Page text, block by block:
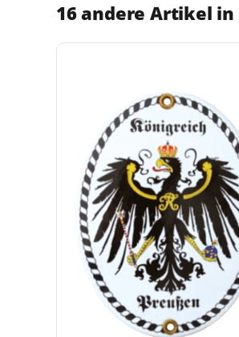
16 andere Artikel